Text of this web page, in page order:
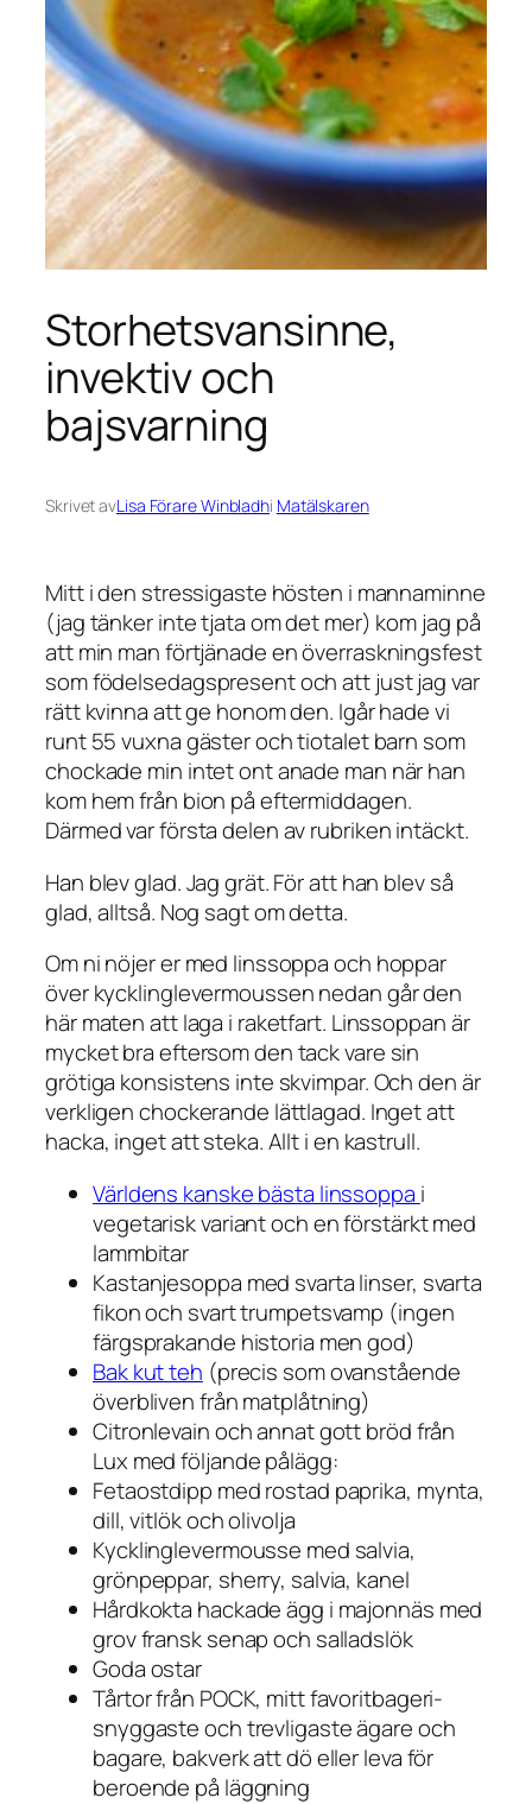
Storhetsvansinne,
invektiv och
bajsvarning
Skrivet avLisa Förare Winbladhi Matälskaren
Mitt i den stressigaste hösten i mannaminne
(jag tänker inte tjata om det mer) kom jag på
att min man förtjänade en överraskningsfest
som födelsedagspresent och att just jag var
rätt kvinna att ge honom den. Igår hade vi
runt 55 vuxna gäster och tiotalet barn som
chockade min intet ont anade man när han
kom hem från bion på eftermiddagen.
Därmed var första delen av rubriken intäckt.
Han blev glad. Jag grät. För att han blev så
glad, alltså. Nog sagt om detta.
Om ni nöjer er med linssoppa och hoppar
över kycklinglevermoussen nedan går den
här maten att laga i raketfart. Linssoppan är
mycket bra eftersom den tack vare sin
grötiga konsistens inte skvimpar. Och den är
verkligen chockerande lättlagad. Inget att
hacka, inget att steka. Allt i en kastrull.
Världens kanske bästa linssoppa i
vegetarisk variant och en förstärkt med
lammbitar
Kastanjesoppa med svarta linser, svarta
fikon och svart trumpetsvamp (ingen
färgsprakande historia men god)
Bak kut teh (precis som ovanstående
överbliven från matplåtning)
Citronlevain och annat gott bröd från
Lux med följande pålägg:
Fetaostdipp med rostad paprika, mynta,
dill, vitlök och olivolja
Kycklinglevermousse med salvia,
grönpeppar, sherry, salvia, kanel
Hårdkokta hackade ägg i majonnäs med
grov fransk senap och salladslök
Goda ostar
Tårtor från POCK, mitt favoritbageri-
snyggaste och trevligaste ägare och
bagare, bakverk att dö eller leva för
beroende på läggning